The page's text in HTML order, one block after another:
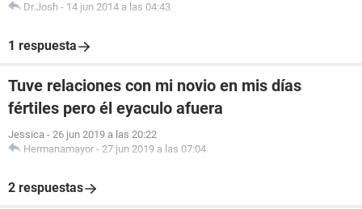
Dr.Josh - 14 jun 2014 a las 04:43
1 respuesta
Tuve relaciones con mi novio en mis días
fértiles pero él eyaculo afuera
Jessica - 26 jun 2019 a las 20:22
Hermanamayor - 27 jun 2019 a las 07:04
2 respuestas